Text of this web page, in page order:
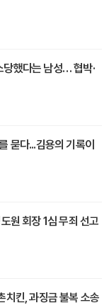
당했다는 남성… 협박·
묻다...김용의 기록이
원 회장 1심 무죄 선고
치킨, 과징금 불복 소송